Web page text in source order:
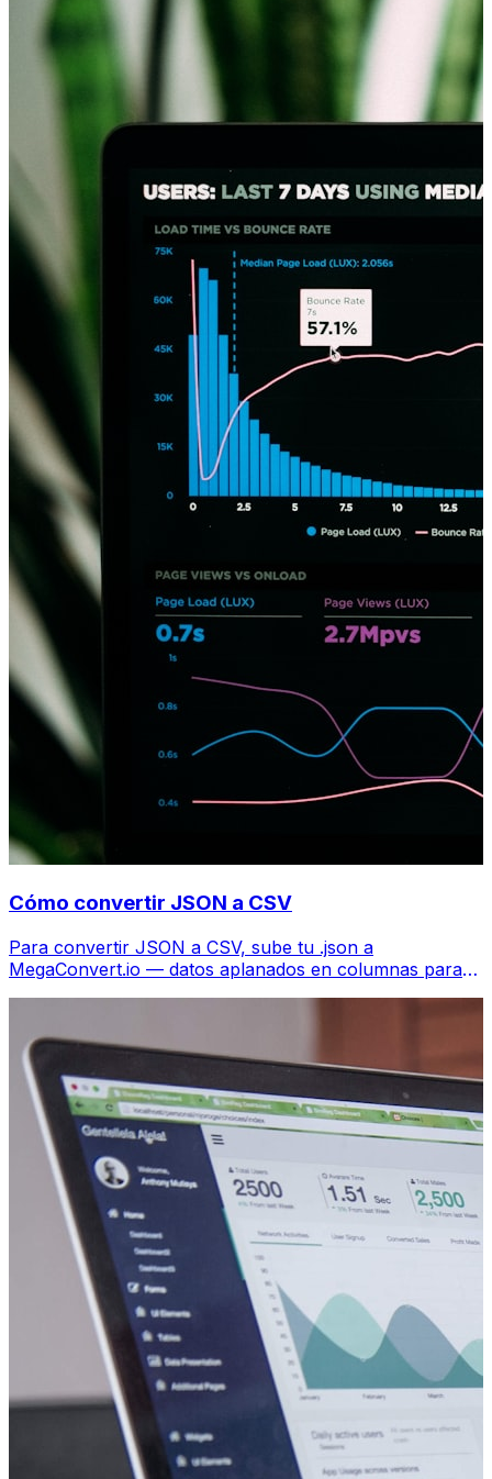
Cómo convertir JSON a CSV
Para convertir JSON a CSV, sube tu .json a
MegaConvert.io — datos aplanados en columnas para